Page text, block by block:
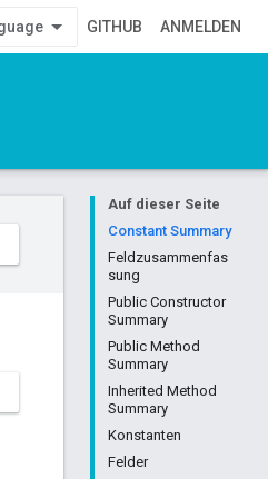
GITHUB ANMELDEN
Auf dieser Seite
Constant Summary
Feldzusammenfas
sung
Public Constructor
Summary
Public Method
Summary
Inherited Method
Summary
Konstanten
Felder